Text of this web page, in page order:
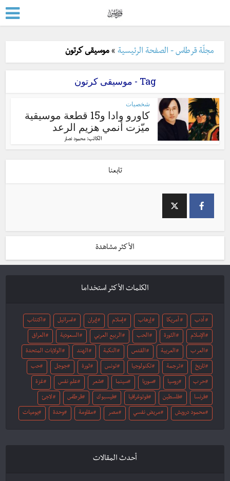
مجلّة قرطاس - الصفحة الرئيسية »موسيقى كرتون
Tag - موسيقى كرتون
شخصيات
كاورو وادا و15 قطعة موسيقية
ميّزت أنمي هزيم الرعد
الكاتب:محمود نصار
تابعنا
الأكثر مشاهدة
الكلمات الأكثر استخداما
أدب أمريكا إرهاب إسلام إيران اسرائيل اكتئاب
الإسلام الثورة الحب الربيع العربي السعودية العراق
العرب العربية القدس النكبة الهند الولايات المتحدة
تاريخ ترجمة تكنولوجيا تونس ثورة جوجل حب
حرب روسيا سوريا سينما شعر علم نفس غزة
فرنسا فلسطين فوتوغرافيا فيسبوك قرطاس لاجئ
محمود درويش مريض نفسي مصر مقاومة وحدة يوميات
أحدث المقالات